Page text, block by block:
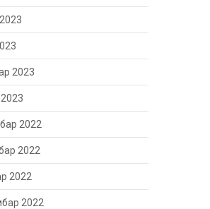
2023
2023
2022
2022
2022
2022